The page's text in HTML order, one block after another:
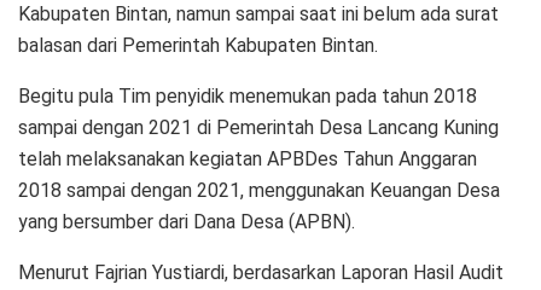
Kabupaten Bintan, namun sampai saat ini belum ada surat
balasan dari Pemerintah Kabupaten Bintan.
Begitu pula Tim penyidik menemukan pada tahun 2018
sampai dengan 2021 di Pemerintah Desa Lancang Kuning
telah melaksanakan kegiatan APBDes Tahun Anggaran
2018 sampai dengan 2021, menggunakan Keuangan Desa
yang bersumber dari Dana Desa (APBN).
Menurut Fajrian Yustiardi, berdasarkan Laporan Hasil Audit